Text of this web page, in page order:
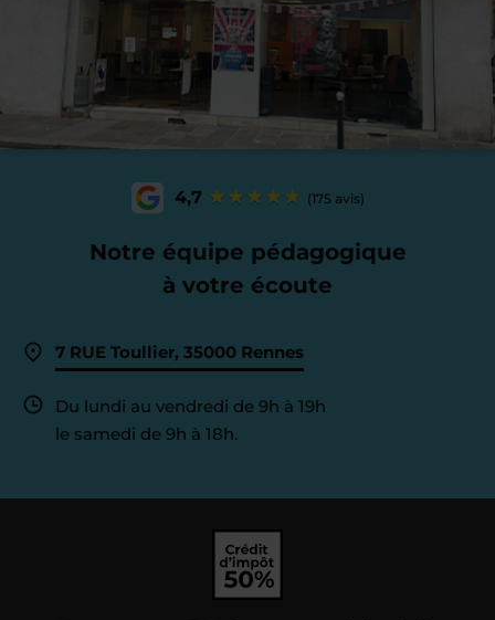
4,7 (175 avis)
Notre équipe pédagogique
à votre écoute
7 RUE Toullier, 35000 Rennes
Du lundi au vendredi de 9h à 19h
le samedi de 9h à 18h.